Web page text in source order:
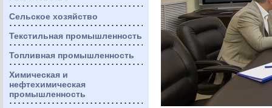
Сельское хозяйство
Текстильная промышленность
Топливная промышленность
Химическая и
нефтехимическая
промышленность